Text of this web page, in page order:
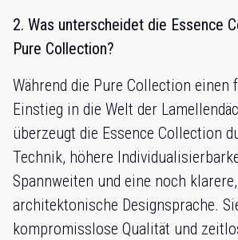
2. Was unterscheidet die Essence
Pure Collection?
Während die Pure Collection einen
Einstieg in die Welt der
überzeugt die Essence Collection
Technik, höhere
Spannweiten und eine noch klarere,
architektonische Designsprache.
kompromisslose Qualität und